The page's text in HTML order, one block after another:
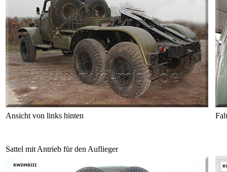
Ansicht von links hinten
Sattel mit Antrieb für den Auflieger